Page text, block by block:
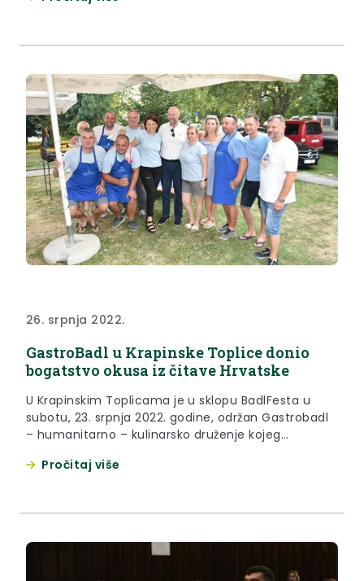
26. srpnja 2022.
GastroBadl u Krapinske Toplice donio
bogatstvo okusa iz čitave Hrvatske
U Krapinskim Toplicama je u sklopu BadlFesta u
subotu, 23. srpnja 2022. godine, održan Gastrobadl
– humanitarno – kulinarsko druženje kojeg
Društvo naša djeca.
Pročitaj više